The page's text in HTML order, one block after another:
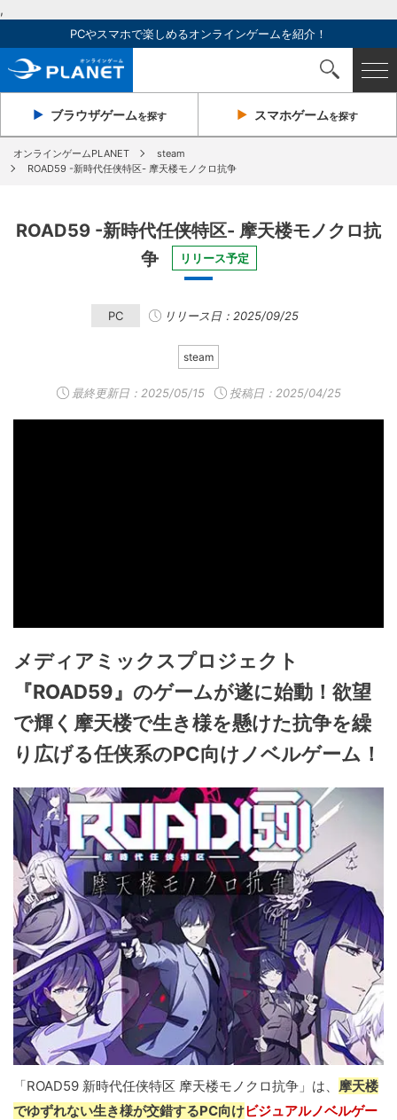
,
PCやスマホで楽しめるオンラインゲームを紹介！
ブラウザゲームを探す スマホゲームを探す
オンラインゲームPLANET
steam
ROAD59 -新時代任侠特区- 摩天楼モノクロ抗争
ROAD59 -新時代任侠特区- 摩天楼モノクロ抗
争
リリース予定
PC リリース日：2025/09/25
steam
最終更新日： 2025/05/15 投稿日：2025/04/25
メディアミックスプロジェクト
『ROAD59』のゲームが遂に始動！欲望
で輝く摩天楼で生き様を懸けた抗争を繰
り広げる任侠系のPC向けノベルゲーム！
「ROAD59 新時代任侠特区 摩天楼モノクロ抗争」は、 摩天楼
でゆずれない生き様が交錯するPC向けビジュアルノベルゲー